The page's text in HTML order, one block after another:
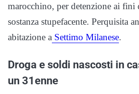
marocchino, per detenzione ai fini
sostanza stupefacente. Perquisita
abitazione a Settimo Milanese.
Droga e soldi nascosti in
un 31enne